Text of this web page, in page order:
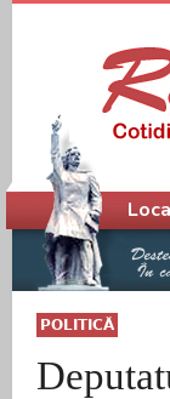
POLITICĂ
Meniu